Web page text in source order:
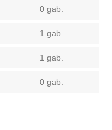
0 gab.
1 gab.
1 gab.
0 gab.